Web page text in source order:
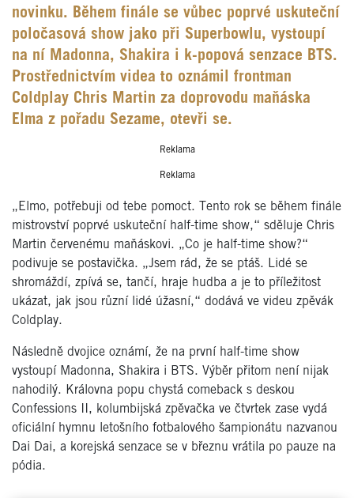
novinku. Během finále se vůbec poprvé uskuteční
poločasová show jako při Superbowlu, vystoupí
na ní Madonna, Shakira i k-popová senzace BTS.
Prostřednictvím videa to oznámil frontman
Coldplay Chris Martin za doprovodu maňáska
Elma z pořadu Sezame, otevři se.
Reklama
Reklama
„Elmo, potřebuji od tebe pomoct. Tento rok se během finále
mistrovství poprvé uskuteční half-time show,“ sděluje Chris
Martin červenému maňáskovi. „Co je half-time show?“
podivuje se postavička. „Jsem rád, že se ptáš. Lidé se
shromáždí, zpívá se, tančí, hraje hudba a je to příležitost
ukázat, jak jsou různí lidé úžasní,“ dodává ve videu zpěvák
Coldplay.
Následně dvojice oznámí, že na první half-time show
vystoupí Madonna, Shakira i BTS. Výběr přitom není nijak
nahodilý. Královna popu chystá comeback s deskou
Confessions II, kolumbijská zpěvačka ve čtvrtek zase vydá
oficiální hymnu letošního fotbalového šampionátu nazvanou
Dai Dai, a korejská senzace se v březnu vrátila po pauze na
pódia.